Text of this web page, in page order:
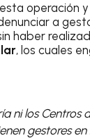
operación
a
haber
, los cuales
ni los Centros
gestores en